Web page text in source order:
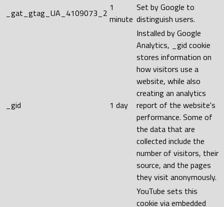
_gat_gtag_UA_4109073_2 1
minute
Set by Google to
distinguish users.
_gid 1 day
Installed by Google
Analytics, _gid cookie
stores information on
how visitors use a
website, while also
creating an analytics
report of the website's
performance. Some of
the data that are
collected include the
number of visitors, their
source, and the pages
they visit anonymously.
YouTube sets this
cookie via embedded